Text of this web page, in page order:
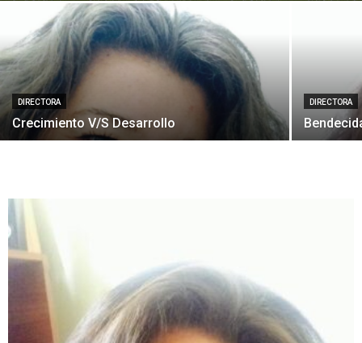
DIRECTORA
Crecimiento V/S Desarrollo
DIRECTORA